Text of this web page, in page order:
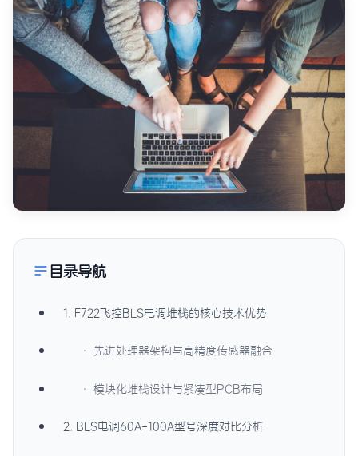
目录导航
1. F722飞控BLS电调堆栈的核心技术优势
· 先进处理器架构与高精度传感器融合
· 模块化堆栈设计与紧凑型PCB布局
2. BLS电调60A-100A型号深度对比分析